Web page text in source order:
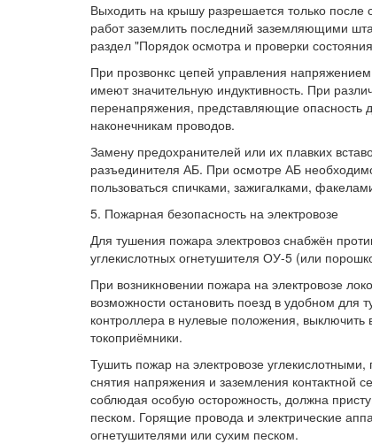
Выходить на крышу разрешается только
работ заземлить последний заземляющими
раздел "Порядок осмотра и проверки
При прозвонкс цепей управления
имеют значительную индуктивность. При
перенапряжения, представляющие опасность
наконечникам проводов.
Замену предохранителей или их плавких
разъединителя АБ. При осмотре АБ
пользоваться спичками, зажигалками,
5. Пожарная безопасность на электровозе
Для тушения пожара электровоз снабжён
углекислотных огнетушителя ОУ-5 (или
При возникновении пожара на электровозе
возможности остановить поезд в удобном для
контроллера в нулевые положения, выключить
токоприёмники.
Тушить пожар на электровозе
снятия напряжения и заземления контактной
соблюдая особую осторожность, должна
песком. Горящие провода и электрические
огнетушителями или сухим песком.